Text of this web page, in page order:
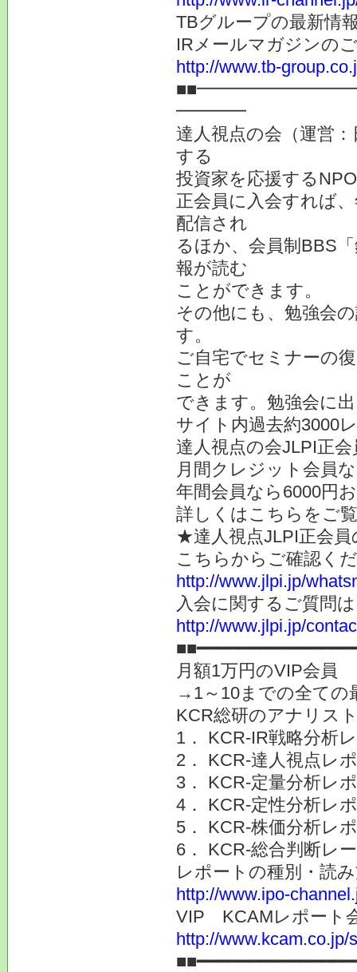
TBグループの最新情
IRメールマガジンの
http://www.tb-
━━━━
達人視点の会（運営
する
投資家を応援する
正会員に入会すれば
配信され
るほか、会員制BBS
報が読む
ことができます。
その他にも、勉強会
す。
ご自宅でセミナーの
ことが
できます。勉強会に
サイト内過去約3000
達人視点の会JLPI正
月間クレジット会員
年間会員なら6000円
詳しくはこちらを
★達人視点JLPI正会
こちらからご確認く
http://www.jlpi.jp/
入会に関するご質問
http://www.jlpi.jp/
月額1万円のVIP会員
→1～10までの全ての
KCR総研のアナリス
1． KCR-IR戦略分析
2． KCR-達人視点レ
3． KCR-定量分析レ
4． KCR-定性分析レ
5． KCR-株価分析レ
6． KCR-総合判断レ
レポートの種別・読
http://www.ipo-
VIP KCAMレポート
http://www.kcam.co.jp/